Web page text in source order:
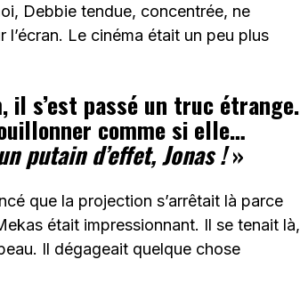
Debbie tendue, concentrée, ne
Le cinéma était un peu plus
s’est passé un truc étrange.
comme si elle…
putain d’effet, Jonas !»
que la projection s’arrêtait là parce
était impressionnant. Il se tenait là,
Il dégageait quelque chose